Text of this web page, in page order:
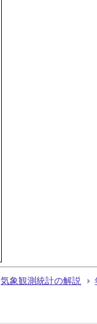
気象観測統計の解説